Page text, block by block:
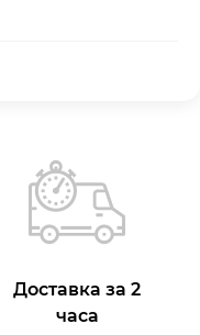
Доставка за 2
часа